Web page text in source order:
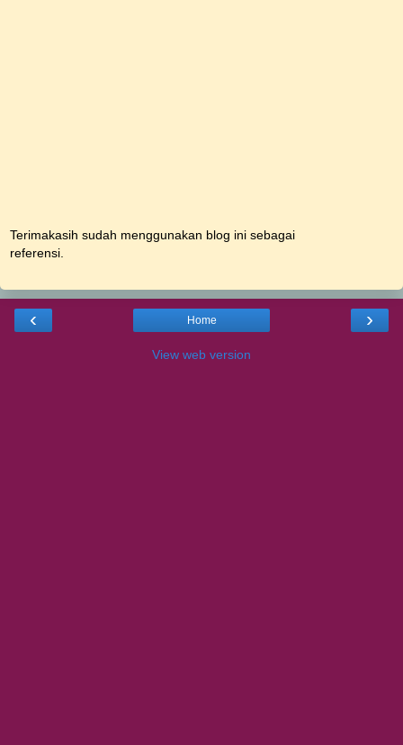
Terimakasih sudah menggunakan blog ini sebagai
referensi.
‹ ›
Home
View web version